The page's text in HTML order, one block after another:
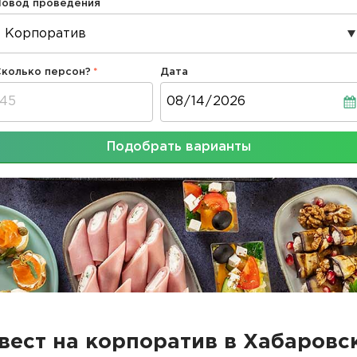
проведения
персон? Дата
Подобрать варианты
на корпоратив в